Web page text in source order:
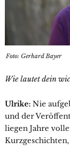
Foto: Gerhard Bayer
Wie lautet dein
Ulrike: Nie
und der
liegen Jahre